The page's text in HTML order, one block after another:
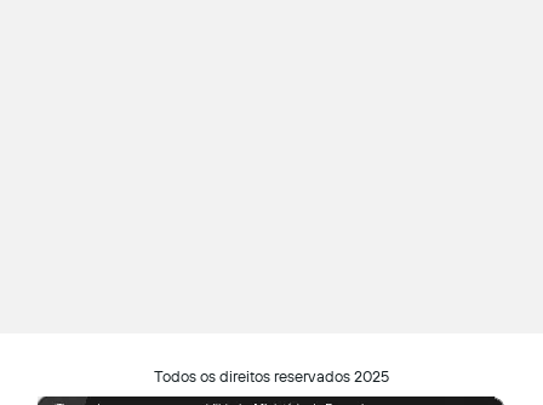
Todos os direitos reservados 2025